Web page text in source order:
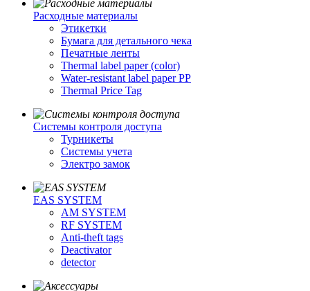
Расходные материалы
Этикетки
Бумага для детального чека
Печатные ленты
Thermal label paper (color)
Water-resistant label paper PP
Thermal Price Tag
Системы контроля доступа
Турникеты
Cистемы учета
Электро замок
EAS SYSTEM
AM SYSTEM
RF SYSTEM
Anti-theft tags
Deactivator
detector